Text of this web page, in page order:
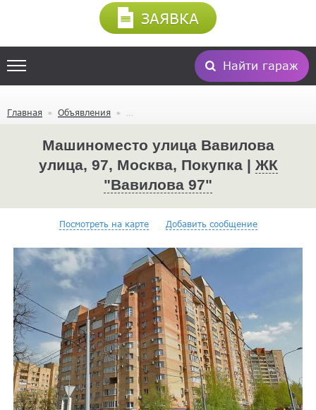
Найти гараж
ЗАЯВКА
Главная Объявления
Машиноместо улица Вавилова
улица, 97, Москва, Покупка | ЖК
"Вавилова 97"
Посмотреть на карте Добавить сообщение